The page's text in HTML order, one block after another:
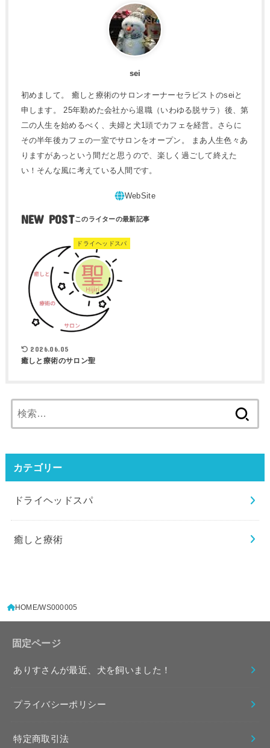
sei
初めまして。 癒しと療術のサロンオーナーセラピストのseiと
申します。 25年勤めた会社から退職（いわゆる脱サラ）後、第
二の人生を始めるべく、夫婦と犬1頭でカフェを経営。さらに
その半年後カフェの一室でサロンをオープン。 まあ人生色々あ
りますがあっという間だと思うので、楽しく過ごして終えた
い！そんな風に考えている人間です。
NEW POST
ドライヘッドスパ
2026.06.05
癒しと療術のサロン聖
索:
カテゴリー
ドライヘッドスパ
癒しと療術
HOME WS000005
固定ページ
ありすさんが最近、犬を飼いました！
プライバシーポリシー
特定商取引法